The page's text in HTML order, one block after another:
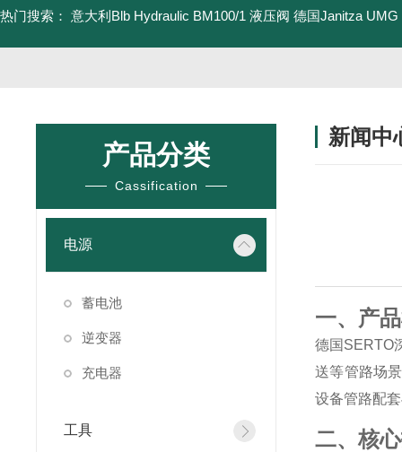
热门搜索： 意大利Blb Hydraulic BM100/1 液压阀 德国Janitza UMG
产品分类
Cassification
电源
蓄电池
逆变器
充电器
工具
新闻中
一、产
德国SERTO
送等管路场
设备管路配
二、核